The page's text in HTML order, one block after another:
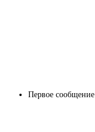
Первое сообщение